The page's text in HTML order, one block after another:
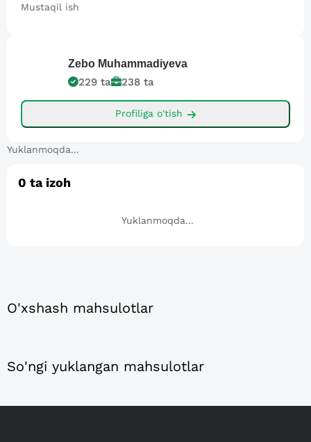
Mustaqil ish
Zebo Muhammadiyeva
229 ta 238 ta
Profiliga o'tish
Yuklanmoqda...
0 ta izoh
Yuklanmoqda...
O'xshash mahsulotlar
So'ngi yuklangan mahsulotlar